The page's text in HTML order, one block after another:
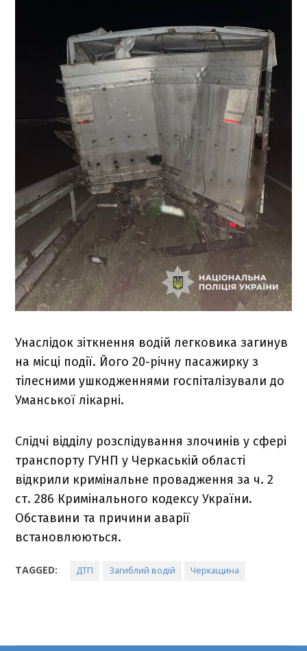
Унаслідок зіткнення водій легковика загинув
на місці події. Його 20-річну пасажирку з
тілесними ушкодженнями госпіталізували до
Уманської лікарні.
Слідчі відділу розслідування злочинів у сфері
транспорту ГУНП у Черкаській області
відкрили кримінальне провадження за ч. 2
ст. 286 Кримінального кодексу України.
Обставини та причини аварії
встановлюються.
TAGGED: ДТП Загиблий водій Черкащина